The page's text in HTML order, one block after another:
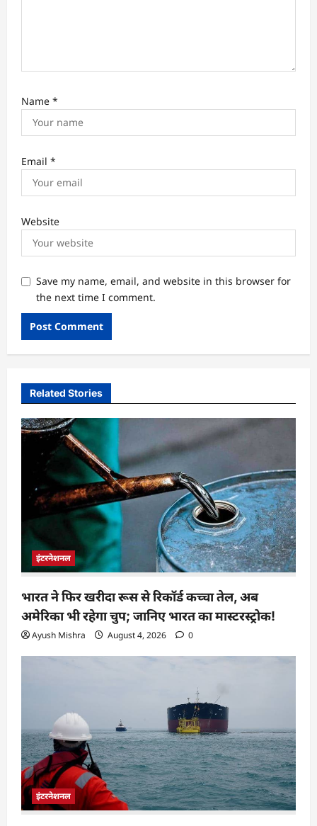
Name *
Email *
Website
Save my name, email, and website in this browser for
the next time I comment.
Related Stories
इंटरनेशनल
भारत ने फिर खरीदा रूस से रिकॉर्ड कच्चा तेल, अब
अमेरिका भी रहेगा चुप; जानिए भारत का मास्टरस्ट्रोक!
Ayush Mishra August 4, 2026 0
इंटरनेशनल